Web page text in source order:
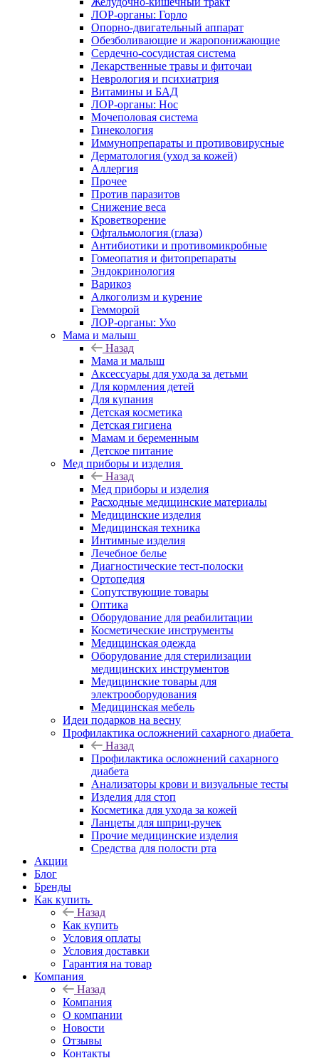
ЛОР-органы: Горло
Опорно-двигательный аппарат
Обезболивающие и жаропонижающие
Сердечно-сосудистая система
Лекарственные травы и фиточаи
Неврология и психиатрия
Витамины и БАД
ЛОР-органы: Нос
Мочеполовая система
Гинекология
Иммунопрепараты и противовирусные
Дерматология (уход за кожей)
Аллергия
Прочее
Против паразитов
Снижение веса
Кроветворение
Офтальмология (глаза)
Антибиотики и противомикробные
Гомеопатия и фитопрепараты
Эндокринология
Варикоз
Алкоголизм и курение
Гемморой
ЛОР-органы: Ухо
Мама и малыш
Назад
Мама и малыш
Аксессуары для ухода за детьми
Для кормления детей
Для купания
Детская косметика
Детская гигиена
Мамам и беременным
Детское питание
Мед приборы и изделия
Назад
Мед приборы и изделия
Расходные медицинские материалы
Медицинские изделия
Медицинская техника
Интимные изделия
Лечебное белье
Диагностические тест-полоски
Ортопедия
Сопутствующие товары
Оптика
Оборудование для реабилитации
Косметические инструменты
Медицинская одежда
Оборудование для стерилизации
медицинских инструментов
Медицинские товары для
электрооборудования
Медицинская мебель
Идеи подарков на весну
Профилактика осложнений сахарного диабета
Назад
Профилактика осложнений сахарного
диабета
Анализаторы крови и визуальные тесты
Изделия для стоп
Косметика для ухода за кожей
Ланцеты для шприц-ручек
Прочие медицинские изделия
Средства для полости рта
Акции
Блог
Бренды
Как купить
Назад
Как купить
Условия оплаты
Условия доставки
Гарантия на товар
Компания
Назад
Компания
О компании
Новости
Отзывы
Контакты